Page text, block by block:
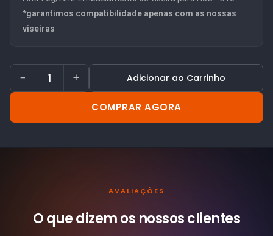
*garantimos compatibilidade apenas com as nossas
viseiras
− + Adicionar ao Carrinho
COMPRAR AGORA
AVALIAÇÕES
O que dizem os nossosclientes